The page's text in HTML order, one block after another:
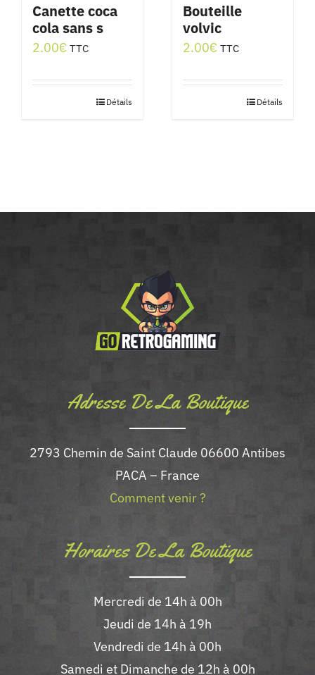
Canette coca
cola sans s
2.00€ TTC
Détails
Bouteille
volvic
2.00€ TTC
Détails
Adresse De La Boutique
2793 Chemin de Saint Claude 06600 Antibes
PACA – France
Comment venir ?
Horaires De La Boutique
Mercredi de 14h à 00h
Jeudi de 14h à 19h
Vendredi de 14h à 00h
Samedi et Dimanche de 12h à 00h